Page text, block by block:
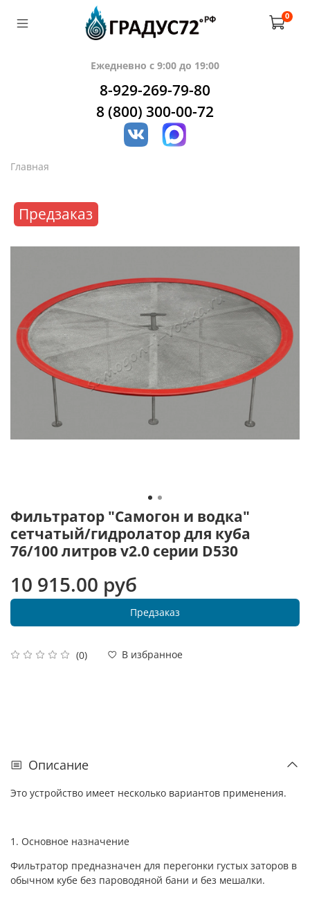
0
Ежедневно с 9:00 до 19:00
8-929-269-79-80
8 (800) 300-00-72
Главная
Предзаказ
Фильтратор "Самогон и водка"
сетчатый/гидролатор для куба
76/100 литров v2.0 серии D530
(0) В избранное
10 915.00 руб
Предзаказ
Описание
Это устройство имеет несколько вариантов применения.
1. Основное назначение
Фильтратор предназначен для перегонки густых заторов в
обычном кубе без пароводяной бани и без мешалки.